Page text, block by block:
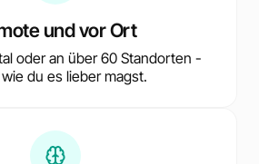
und vor Ort
oder an über 60 Standorten -
du es lieber magst.